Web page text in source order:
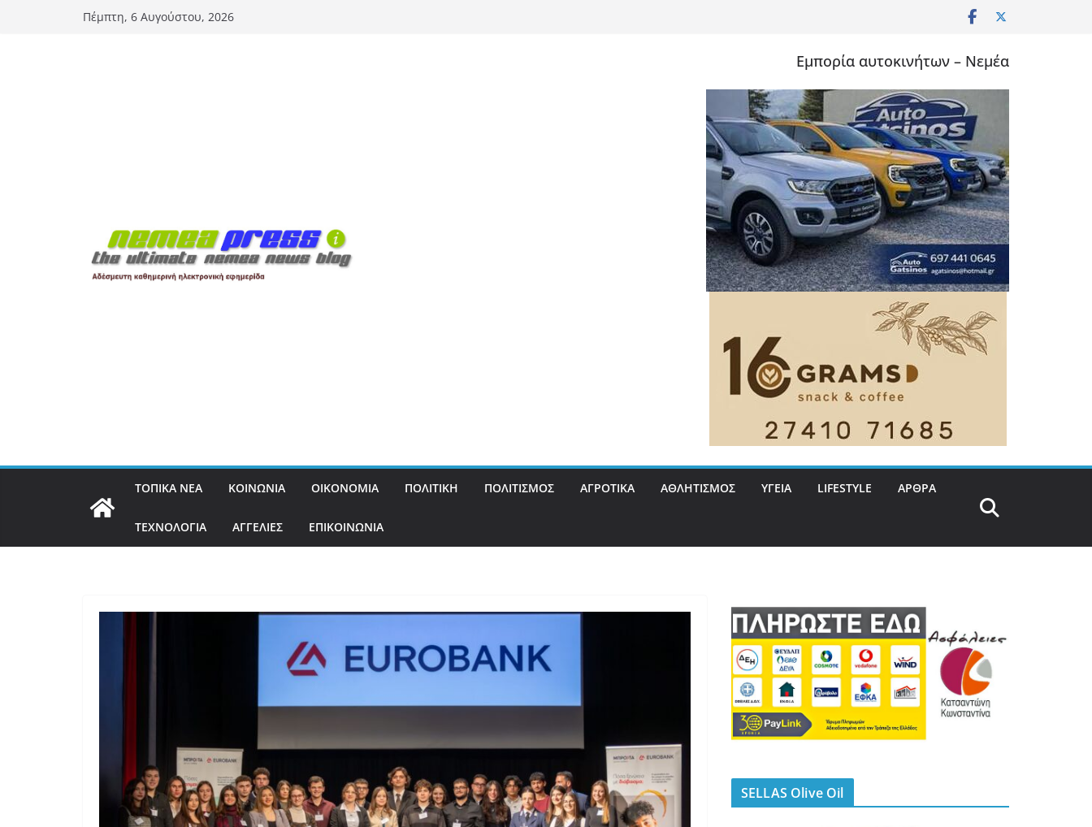
Πέμπτη, 6 Αυγούστου, 2026
Εμπορία αυτοκινήτων – Νεμέα
ΤΟΠΙΚΑ ΝΕΑ ΚΟΙΝΩΝΙΑ ΟΙΚΟΝΟΜΙΑ ΠΟΛΙΤΙΚΗ ΠΟΛΙΤΙΣΜΟΣ ΑΓΡΟΤΙΚΑ ΑΘΛΗΤΙΣΜΟΣ ΥΓΕΙΑ LIFESTYLE ΑΡΘΡΑ
ΤΕΧΝΟΛΟΓΙΑ ΑΓΓΕΛΙΕΣ ΕΠΙΚΟΙΝΩΝΙΑ
SELLAS Olive Oil